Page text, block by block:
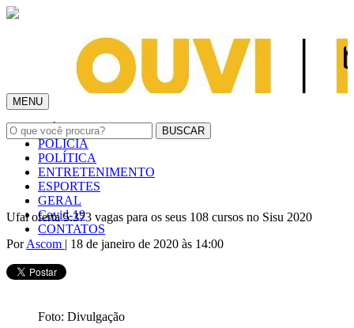
MENU
INÍCIO
POLÍCIA
POLÍTICA
ENTRETENIMENTO
ESPORTES
GERAL
Covid-19
CONTATOS
Ufal oferta 5.373 vagas para os seus 108 cursos no Sisu 2020
PorAscom | 18 de janeiro de 2020 às 14:00
Foto: Divulgação